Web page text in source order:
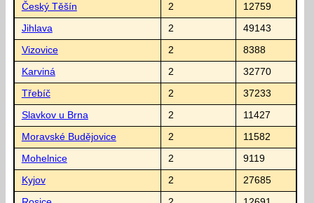
Český Těšín 2 12759
Jihlava 2 49143
Vizovice 2 8388
Karviná 2 32770
Třebíč 2 37233
Slavkov u Brna 2 11427
Moravské Budějovice 2 11582
Mohelnice 2 9119
Kyjov 2 27685